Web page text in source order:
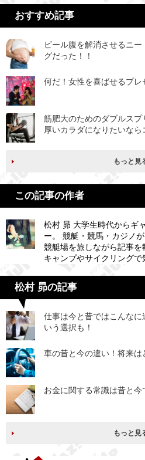
おすすめ記事
ビール腹を解消させるニ
グだった！！
何だ！女性を喜ばせるプレ
筋肥大のためのダブルス
厚いカラダになりたいなら
もっと見
この記事の作者
松村 昴 大学生時代からギ
ー。 競艇・競馬・カジノ
競艇場を旅しながら記事
キャンプやサイクリングで
松村 昴の記事
仕事は今と昔ではこんなに
いう選択も！
車の昔と今の違い！将来は
お金に関する常識は昔と今
もっと見